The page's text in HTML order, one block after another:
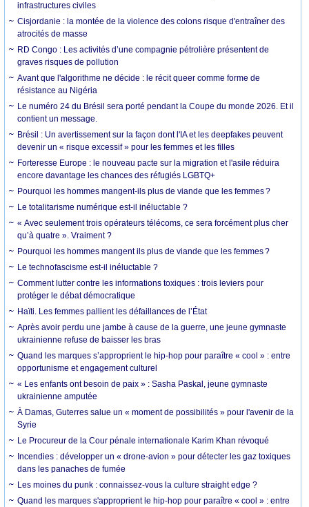
infrastructures civiles
Cisjordanie : la montée de la violence des colons risque d'entraîner des
atrocités de masse
RD Congo : Les activités d’une compagnie pétrolière présentent de
graves risques de pollution
Avant que l'algorithme ne décide : le récit queer comme forme de
résistance au Nigéria
Le numéro 24 du Brésil sera porté pendant la Coupe du monde 2026. Et il
contient un message.
Brésil : Un avertissement sur la façon dont l'IA et les deepfakes peuvent
devenir un « risque excessif » pour les femmes et les filles
Forteresse Europe : le nouveau pacte sur la migration et l'asile réduira
encore davantage les chances des réfugiés LGBTQ+
Pourquoi les hommes mangent-ils plus de viande que les femmes ?
Le totalitarisme numérique est-il inéluctable ?
« Avec seulement trois opérateurs télécoms, ce sera forcément plus cher
qu’à quatre ». Vraiment ?
Pourquoi les hommes mangent ils plus de viande que les femmes ?
Le technofascisme est-il inéluctable ?
Comment lutter contre les informations toxiques : trois leviers pour
protéger le débat démocratique
Haïti. Les femmes pallient les défaillances de l’État
Après avoir perdu une jambe à cause de la guerre, une jeune gymnaste
ukrainienne refuse de baisser les bras
Quand les marques s’approprient le hip-hop pour paraître « cool » : entre
opportunisme et engagement culturel
« Les enfants ont besoin de paix » : Sasha Paskal, jeune gymnaste
ukrainienne amputée
À Damas, Guterres salue un « moment de possibilités » pour l'avenir de la
Syrie
Le Procureur de la Cour pénale internationale Karim Khan révoqué
Incendies : développer un « drone-avion » pour détecter les gaz toxiques
dans les panaches de fumée
Les moines du punk : connaissez-vous la culture straight edge ?
Quand les marques s'approprient le hip-hop pour paraître « cool » : entre